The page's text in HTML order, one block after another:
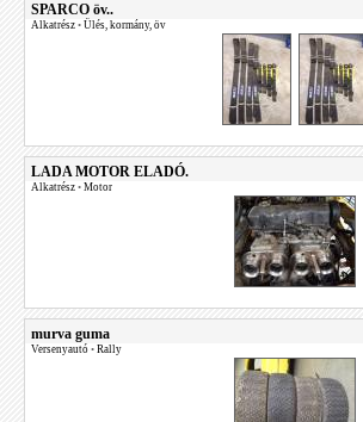
SPARCO öv..
Alkatrész • Ülés, kormány, öv
LADA MOTOR ELADÓ.
Alkatrész • Motor
murva guma
Versenyautó • Rally